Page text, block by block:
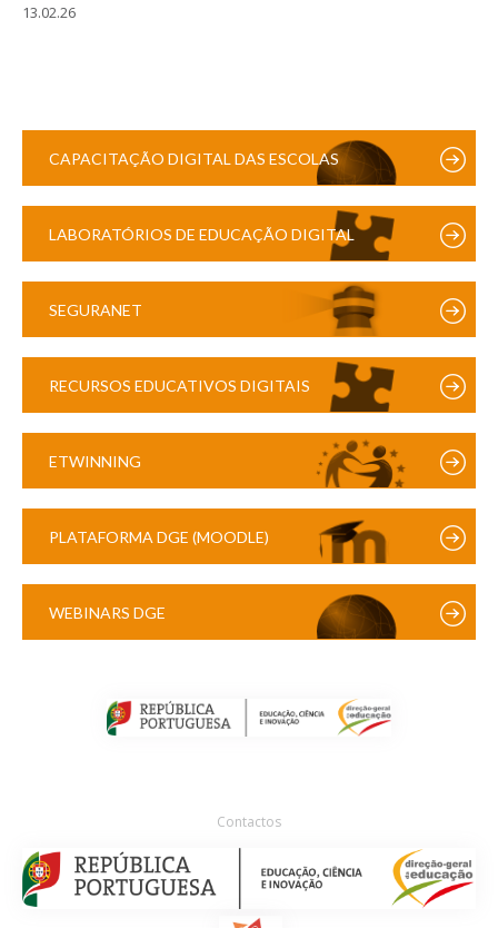
13.02.26
CAPACITAÇÃO DIGITAL DAS ESCOLAS
LABORATÓRIOS DE EDUCAÇÃO DIGITAL
SEGURANET
RECURSOS EDUCATIVOS DIGITAIS
ETWINNING
PLATAFORMA DGE (MOODLE)
WEBINARS DGE
Contactos